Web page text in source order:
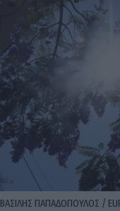
ΒΑΣΙΛΗΣ ΠΑΠΑΔΟΠΟΥΛΟΣ /